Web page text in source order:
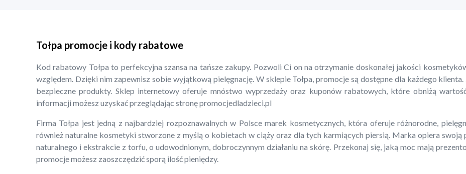
Tołpa promocje i kody rabatowe
Kod rabatowy Tołpa to perfekcyjna szansa na tańsze zakupy. Pozwoli Ci on na otrzymanie doskonałej jakości
względem. Dzięki nim zapewnisz sobie wyjątkową pielęgnację. W sklepie Tołpa, promocje są dostępne dla każdego
bezpieczne produkty. Sklep internetowy oferuje mnóstwo wyprzedaży oraz kuponów rabatowych, które obniżą
informacji możesz uzyskać przeglądając stronę promocjedladzieci.pl
Firma Tołpa jest jedną z najbardziej rozpoznawalnych w Polsce marek kosmetycznych, która oferuje różnorodne,
również naturalne kosmetyki stworzone z myślą o kobietach w ciąży oraz dla tych karmiących piersią. Marka opiera swoją
naturalnego i ekstrakcie z torfu, o udowodnionym, dobroczynnym działaniu na skórę. Przekonaj się, jaką moc mają
promocje możesz zaoszczędzić sporą ilość pieniędzy.